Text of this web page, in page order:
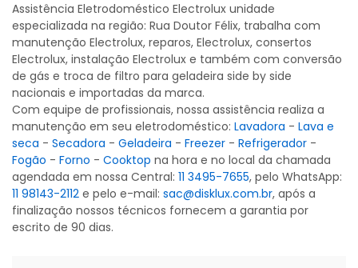
Assistência Eletrodoméstico Electrolux unidade
especializada na região: Rua Doutor Félix, trabalha com
manutenção Electrolux, reparos, Electrolux, consertos
Electrolux, instalação Electrolux e também com conversão
de gás e troca de filtro para geladeira side by side
nacionais e importadas da marca.
Com equipe de profissionais, nossa assistência realiza a
manutenção em seu eletrodoméstico: Lavadora - Lava e
seca - Secadora - Geladeira - Freezer - Refrigerador -
Fogão - Forno - Cooktop na hora e no local da chamada
agendada em nossa Central: 11 3495-7655, pelo WhatsApp:
11 98143-2112 e pelo e-mail: sac@disklux.com.br, após a
finalização nossos técnicos fornecem a garantia por
escrito de 90 dias.